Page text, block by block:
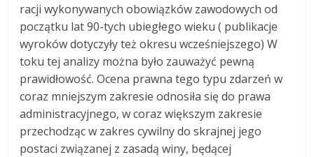
racji wykonywanych obowiązków zawodowych od
początku lat 90-tych ubiegłego wieku ( publikacje
wyroków dotyczyły też okresu wcześniejszego) W
toku tej analizy można było zauważyć pewną
prawidłowość. Ocena prawna tego typu zdarzeń w
coraz mniejszym zakresie odnosiła się do prawa
administracyjnego, w coraz większym zakresie
przechodząc w zakres cywilny do skrajnej jego
postaci związanej z zasadą winy, będącej